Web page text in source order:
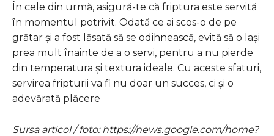
În cele din urmă, asigură-te că friptura este servită
în momentul potrivit. Odată ce ai scos-o de pe
grătar și a fost lăsată să se odihnească, evită să o lași
prea mult înainte de a o servi, pentru a nu pierde
din temperatura și textura ideale. Cu aceste sfaturi,
servirea fripturii va fi nu doar un succes, ci și o
adevărată plăcere
Sursa articol / foto: https://news.google.com/home?